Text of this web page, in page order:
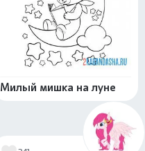
Милый мишка на луне